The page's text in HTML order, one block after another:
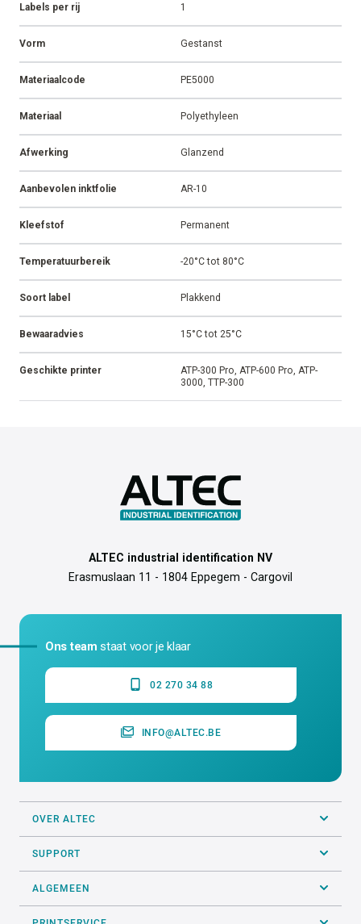
Labels per rij 1
Vorm Gestanst
Materiaalcode PE5000
Materiaal Polyethyleen
Afwerking Glanzend
Aanbevolen inktfolie AR-10
Kleefstof Permanent
Temperatuurbereik -20°C tot 80°C
Soort label Plakkend
Bewaaradvies 15°C tot 25°C
Geschikte printer
ATP-300 Pro, ATP-600 Pro, ATP-
3000, TTP-300
ALTEC industrial identification NV
Erasmuslaan 11 - 1804 Eppegem - Cargovil
Ons team staat voor je klaar
02 270 34 88
INFO@ALTEC.BE
OVER ALTEC
SUPPORT
ALGEMEEN